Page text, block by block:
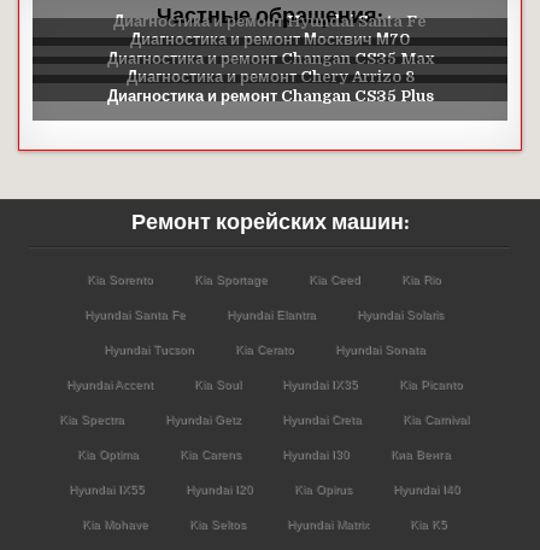
Частные обращения:
Ремонт корейских машин:
Kia Sorento Kia Sportage Kia Ceed Kia Rio
Hyundai Santa Fe Hyundai Elantra Hyundai Solaris
Hyundai Tucson Kia Cerato Hyundai Sonata
Hyundai Accent Kia Soul Hyundai IX35 Kia Picanto
Kia Spectra Hyundai Getz Hyundai Creta Kia Carnival
Kia Optima Kia Carens Hyundai I30 Киа Венга
Hyundai IX55 Hyundai I20 Kia Opirus Hyundai I40
Kia Mohave Kia Seltos Hyundai Matrix Kia K5